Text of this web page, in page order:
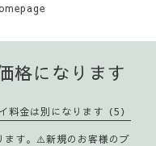
格になります
金は別になります（5）
す。⚠️新規のお客様のブ